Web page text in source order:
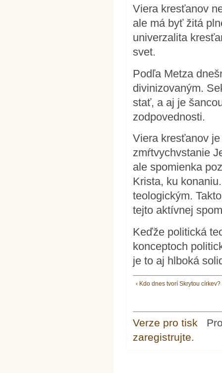
Viera kresťanov
ale má byť žitá
univerzalita
svet.
Podľa Metza
divinizovaným.
stať, a aj je
zodpovednosti.
Viera kresťanov
zmŕtvychvstanie
ale spomienka
Krista, ku
teologickým.
tejto aktívnej
Keďže politická
konceptoch
je to aj hlboká
‹ Kdo dnes tvorí Skrytou církev?
Verze pro tisk
zaregistrujte.